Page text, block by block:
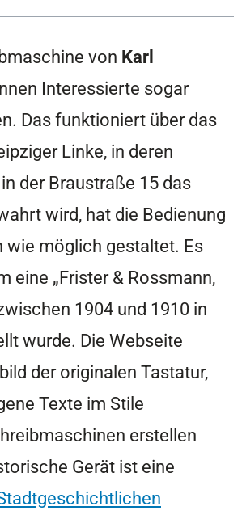
von Karl
Interessierte sogar
Das funktioniert über das
Linke, in deren
der Braustraße 15 das
wird, hat die Bedienung
wie möglich gestaltet. Es
eine „Frister & Rossmann,
1904 und 1910 in
wurde. Die Webseite
der originalen Tastatur,
Texte im Stile
erstellen
Gerät ist eine